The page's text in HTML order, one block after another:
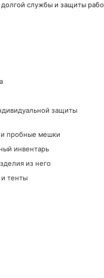
службы и защиты
защиты
и пробные мешки
инвентарь
из него
и тенты